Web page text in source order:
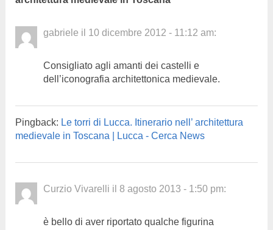
gabriele il 10 dicembre 2012 - 11:12 am:
Consigliato agli amanti dei castelli e
dell’iconografia architettonica medievale.
Pingback: Le torri di Lucca. Itinerario nell’ architettura
medievale in Toscana | Lucca - Cerca News
Curzio Vivarelli il 8 agosto 2013 - 1:50 pm:
è bello di aver riportato qualche figurina